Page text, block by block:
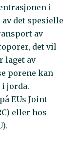
i
av det spesielle
av
det vil
laget av
porene kan
jorda.
EUs Joint
eller hos
).